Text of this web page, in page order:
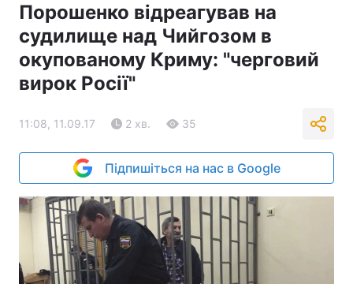
Порошенко відреагував на
судилище над Чийгозом в
окупованому Криму: "черговий
вирок Росії"
11:08, 11.09.17 2 хв. 35
Підпишіться на нас в Google